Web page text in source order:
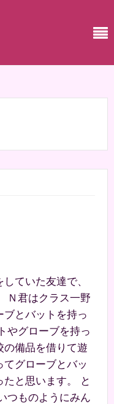
ていた友達で、
Ｎ君はクラス一野
とバットを持っ
やグローブを持っ
の備品を借りて遊
グローブとバッ
たと思います。 と
つものようにみん